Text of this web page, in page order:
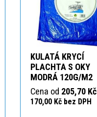
KULATÁ KRYCÍ
PLACHTA S OKY
MODRÁ 120G/M2
Cena od 205,70 Kč
170,00 Kč bez DPH